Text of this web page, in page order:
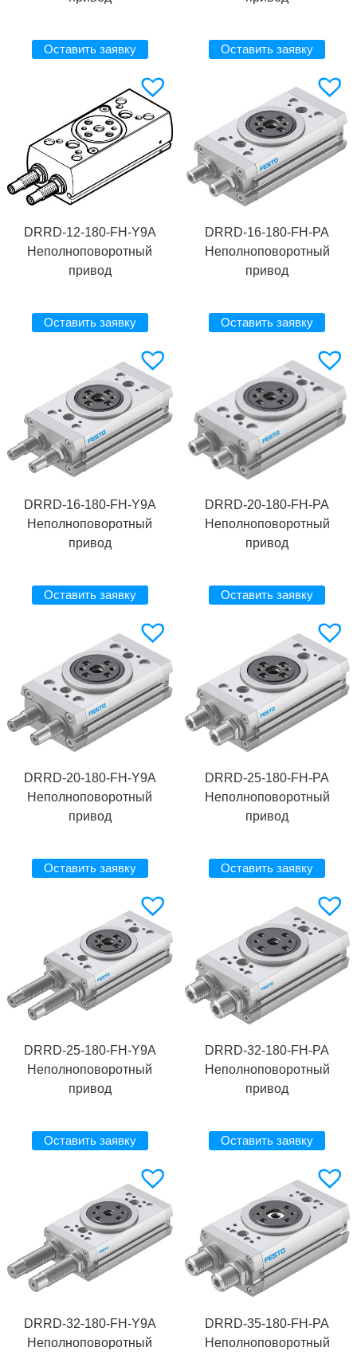
Оставить заявку Оставить заявку
DRRD-12-180-FH-Y9A
Неполноповоротный
привод
Оставить заявку
DRRD-16-180-FH-PA
Неполноповоротный
привод
Оставить заявку
DRRD-16-180-FH-Y9A
Неполноповоротный
привод
Оставить заявку
DRRD-20-180-FH-PA
Неполноповоротный
привод
Оставить заявку
DRRD-20-180-FH-Y9A
Неполноповоротный
привод
Оставить заявку
DRRD-25-180-FH-PA
Неполноповоротный
привод
Оставить заявку
DRRD-25-180-FH-Y9A
Неполноповоротный
привод
Оставить заявку
DRRD-32-180-FH-PA
Неполноповоротный
привод
Оставить заявку
DRRD-32-180-FH-Y9A
Неполноповоротный
DRRD-35-180-FH-PA
Неполноповоротный